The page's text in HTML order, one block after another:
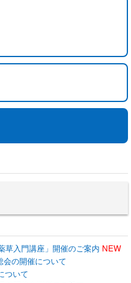
草入門講座」開催のご案内 NEW
会の開催について
ついて